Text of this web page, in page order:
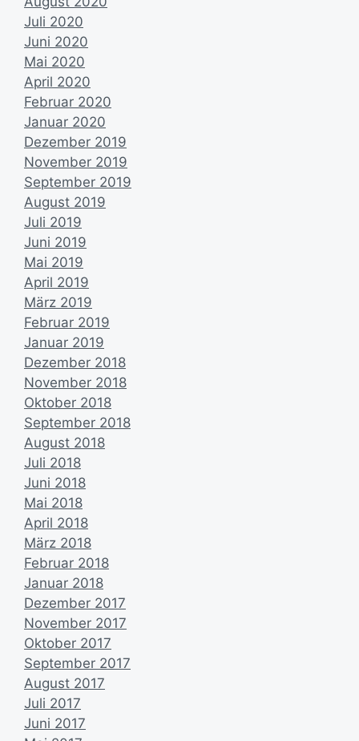
Juli 2020
Juni 2020
Mai 2020
April 2020
Februar 2020
Januar 2020
Dezember 2019
November 2019
September 2019
August 2019
Juli 2019
Juni 2019
Mai 2019
April 2019
März 2019
Februar 2019
Januar 2019
Dezember 2018
November 2018
Oktober 2018
September 2018
August 2018
Juli 2018
Juni 2018
Mai 2018
April 2018
März 2018
Februar 2018
Januar 2018
Dezember 2017
November 2017
Oktober 2017
September 2017
August 2017
Juli 2017
Juni 2017